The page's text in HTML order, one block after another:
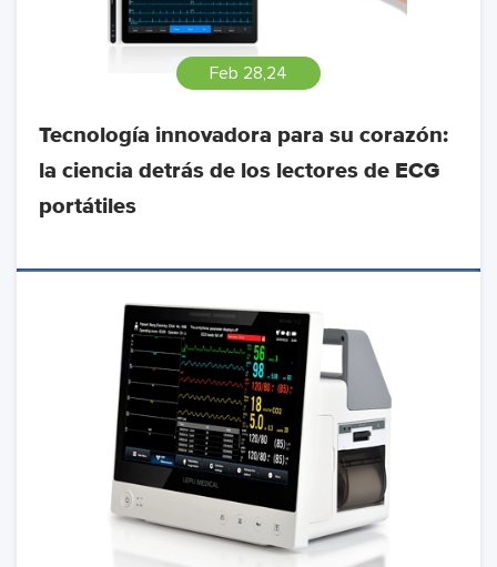
Feb 28,24
Tecnología innovadora para su corazón:
la ciencia detrás de los lectores de ECG
portátiles